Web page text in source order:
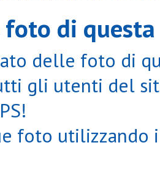
foto di
delle foto di
gli utenti del sito
foto utilizzando